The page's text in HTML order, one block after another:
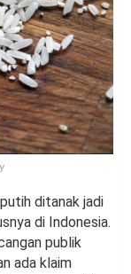
ditanak jadi
di Indonesia.
publik
ada klaim